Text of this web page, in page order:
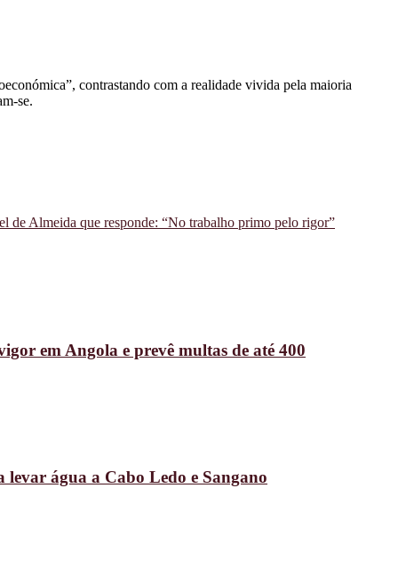
contrastando com a realidade vivida pela maioria
se.
de Almeida que responde: “No trabalho primo pelo rigor”
em Angola e prevê multas de até 400
levar água a Cabo Ledo e Sangano